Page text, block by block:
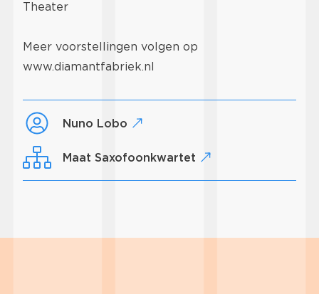
Theater
Meer voorstellingen volgen op
www.diamantfabriek.nl
Nuno Lobo
Maat Saxofoonkwartet